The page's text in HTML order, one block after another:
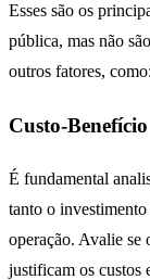
Esses são os
pública, mas não
outros fatores, como:
Custo-Benefício
É fundamental
tanto o
operação. Avalie se
justificam os custos